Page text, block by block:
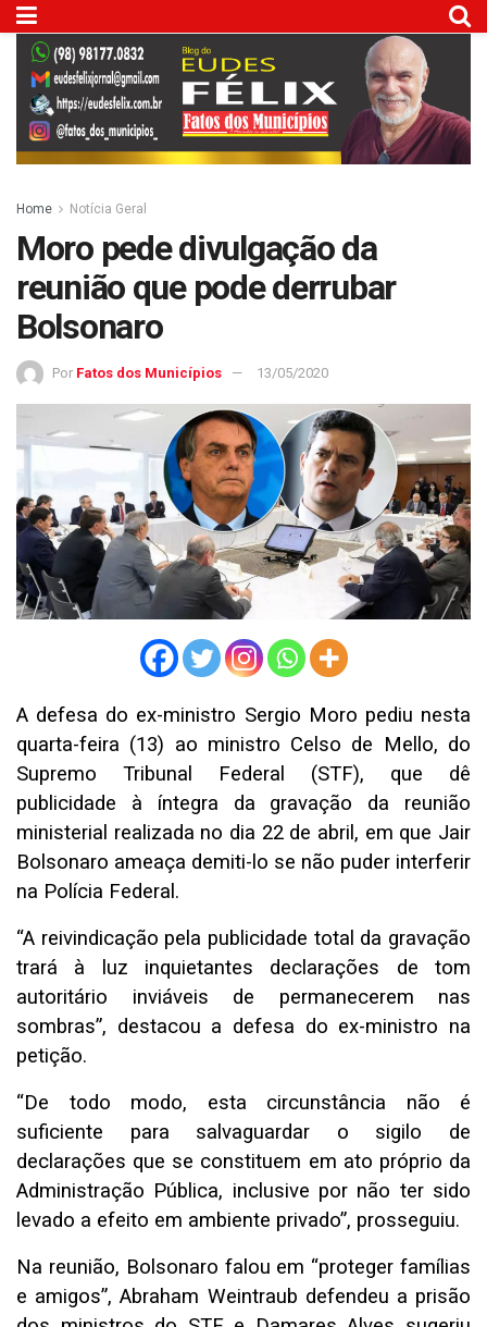
Home Notícia Geral
Moro pede divulgação da
reunião que pode derrubar
Bolsonaro
Por Fatos dos Municípios 13/05/2020
A defesa do ex-ministro Sergio Moro pediu nesta
quarta-feira (13) ao ministro Celso de Mello, do
Supremo Tribunal Federal (STF), que dê
publicidade à íntegra da gravação da reunião
ministerial realizada no dia 22 de abril, em que Jair
Bolsonaro ameaça demiti-lo se não puder interferir
na Polícia Federal.
“A reivindicação pela publicidade total da gravação
trará à luz inquietantes declarações de tom
autoritário inviáveis de permanecerem nas
sombras”, destacou a defesa do ex-ministro na
petição.
“De todo modo, esta circunstância não é
suficiente para salvaguardar o sigilo de
declarações que se constituem em ato próprio da
Administração Pública, inclusive por não ter sido
levado a efeito em ambiente privado”, prosseguiu.
Na reunião, Bolsonaro falou em “proteger famílias
e amigos”,Abraham Weintraub defendeu a prisão